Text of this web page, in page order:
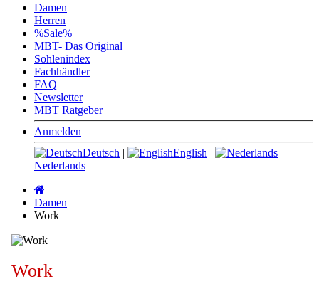
Damen
Herren
%Sale%
MBT- Das Original
Sohlenindex
Fachhändler
FAQ
Newsletter
MBT Ratgeber
Anmelden
Deutsch | English |
Nederlands
Damen
Work
Work